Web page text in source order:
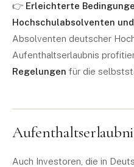
👉 Erleichterte
Hochschulabsolventen
Absolventen deutscher
Aufenthaltserlaubnis
Regelungen für die
Auch Investoren, die in